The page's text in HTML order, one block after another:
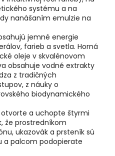
systému a na
nanášaním emulzie na
jemné energie
farieb a svetla. Horná
oleje v skvalénovom
obsahuje vodné extrakty
z tradičných
z náuky o
biodynamického
a uchopte štyrmi
že prostredníkom
ukazovák a prsteník sú
a palcom podopierate